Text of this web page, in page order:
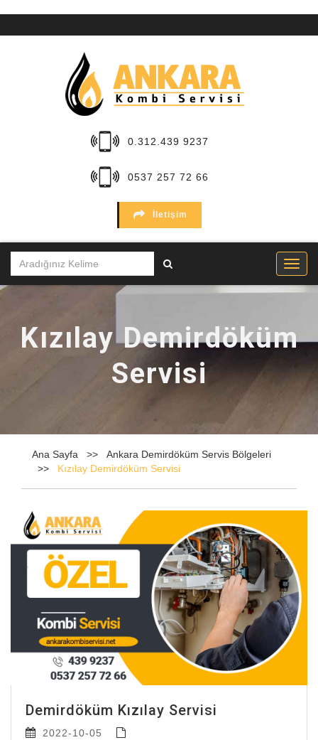
0.312.439 9237
0537 257 72 66
İletişim
KURUMSAL
Kızılay Demirdöküm
Servisi
Ana Sayfa
Ankara Demirdöküm Servis Bölgeleri
Kızılay Demirdöküm Servisi
Demirdöküm Kızılay Servisi
2022-10-05